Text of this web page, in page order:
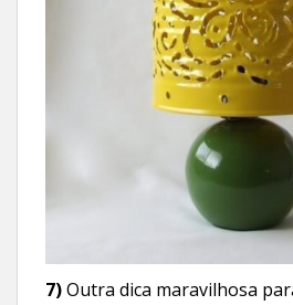
7)Outra dica maravilhosa